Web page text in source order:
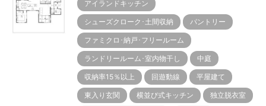
アイランドキッチン
シューズクローク･土間収納 パントリー
ファミクロ･納戸･フリールーム
ランドリールーム･室内物干し 中庭
収納率15％以上 回遊動線 平屋建て
東入り玄関 横並び式キッチン 独立脱衣室